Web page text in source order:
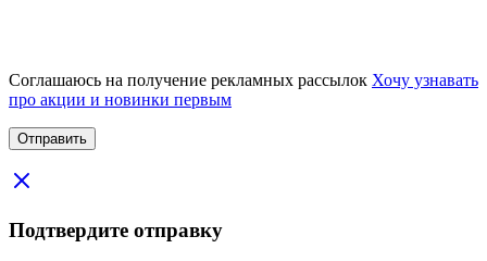
Соглашаюсь на получение рекламных рассылок Хочу узнавать
про акции и новинки первым
Подтвердите отправку